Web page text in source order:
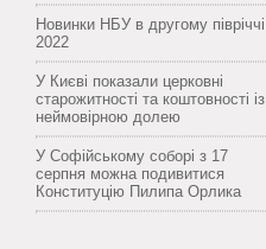
Новинки НБУ в другому півріччі
2022
У Києві показали церковні
старожитності та коштовності із
неймовірною долею
У Софійському соборі з 17
серпня можна подивитися
Конституцію Пилипа Орлика